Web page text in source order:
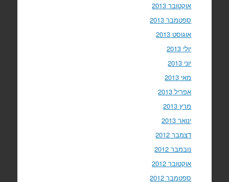
אוקטובר 2013
ספטמבר 2013
אוגוסט 2013
יולי 2013
יוני 2013
מאי 2013
אפריל 2013
מרץ 2013
ינואר 2013
דצמבר 2012
נובמבר 2012
אוקטובר 2012
ספטמבר 2012